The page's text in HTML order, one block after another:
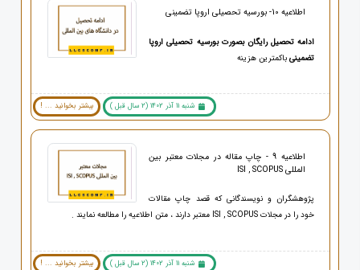
اطلاعیه 10- بورسیه تحصیلی اروپا تضمینی
ادامه تحصیل رایگان بصورت بورسیه تحصیلی اروپا
تضمینی باکمترین هزینه
شنبه 11 آذر 1402 (2 سال قبل ) بیشتر بخوانید ... !
اطلاعیه 9 - چاپ مقاله در مجلات معتبر بین
المللی ISI , SCOPUS
پژوهشگران و نویسندگانی که قصد چاپ مقالات
خود را در مجلات ISI , SCOPUS معتبر دارند ، متن اطلاعیه را مطالعه نمایند .
شنبه 11 آذر 1402 (2 سال قبل ) بیشتر بخوانید ... !